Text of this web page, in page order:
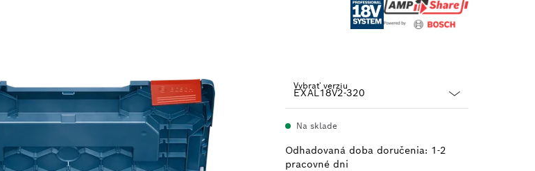
Vybrať verziu
closed
Na sklade
Odhadovaná doba doručenia: 1-2
pracovné dni